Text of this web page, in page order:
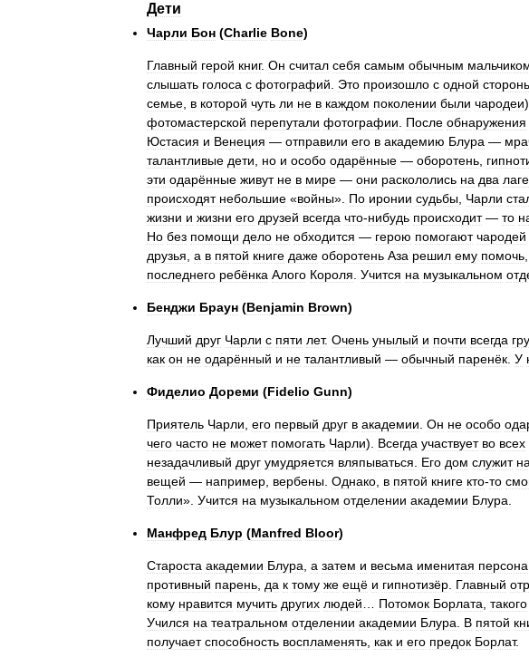
Дети
Чарли Бон (Charlie Bone)
Главный герой книг. Он считал себя самым обычным
слышать голоса с фотографий Это произошло с одной
семье в которой чуть ли не в каждом поколении были чародеи),
фотомастерской перепутали фотографии После обнаружения
Юстасия и Венеция — отправили его в академию Блура —
талантливые дети но и особо одарённые — оборотень
эти одарённые живут не в мире — они раскололись на два
происходят небольшие «войны». По иронии судьбы Чарли
жизни и жизни его друзей всегда что-нибудь происходит— то
Но без помощи дело не обходится — герою помогают чародей
друзья а в пятой книге даже оборотень Аза решил ему помочь
последнего ребёнка Алого Короля Учится на музыкальном
Бенджи Браун (Benjamin Brown)
Лучший друг Чарли с пяти лет. Очень унылый и почти всегда
как он не одарённый и не талантливый — обычный паренёк У
Фиделио Дореми (Fidelio Gunn)
Приятель Чарли его первый друг в академии Он не особо
чего часто не может помогать Чарли). Всегда участвует во всех
незадачливый друг умудряется вляпываться Его дом служит
вещей — например вербены Однако в пятой книге кто-то
Толли». Учится на музыкальном отделении академии Блура
Манфред Блур (Manfred Bloor)
Староста академии Блура а затем и весьма именитая персона
противный парень да к тому же ещё и гипнотизёр Главный
кому нравится мучить других людей Потомок Борлата такого
Учился на театральном отделении академии Блура В пятой
получает способность воспламенять как и его предок Борлат.